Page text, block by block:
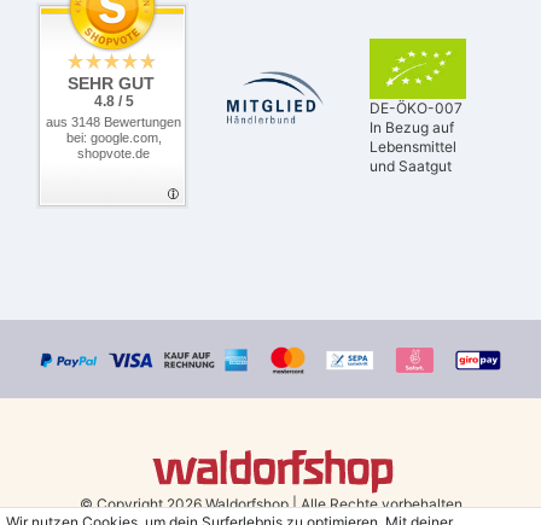
SEHR GUT
4.8 / 5
aus 3148 Bewertungen
bei: google.com,
shopvote.de
DE-ÖKO-007
In Bezug auf
Lebensmittel
und Saatgut
© Copyright 2026 Waldorfshop|Alle Rechte vorbehalten.